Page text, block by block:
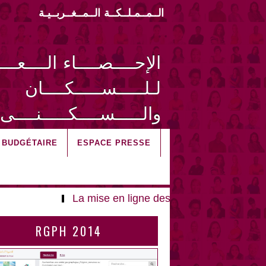
الــمــمـلــكــة الــمــغــربــيـة
الإحــــصــــاء
لـلـــــســـــكــــان
والـــــســــكـــــنــــى
ESPACE PRESSE
La mise en ligne des microdonnées
RGPH 2014